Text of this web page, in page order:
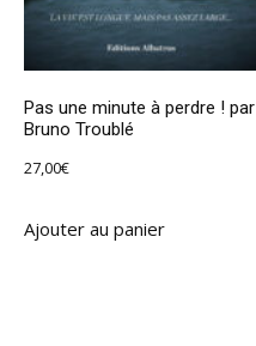
Pas une minute à perdre ! par
Bruno Troublé
27,00€
Ajouter au panier